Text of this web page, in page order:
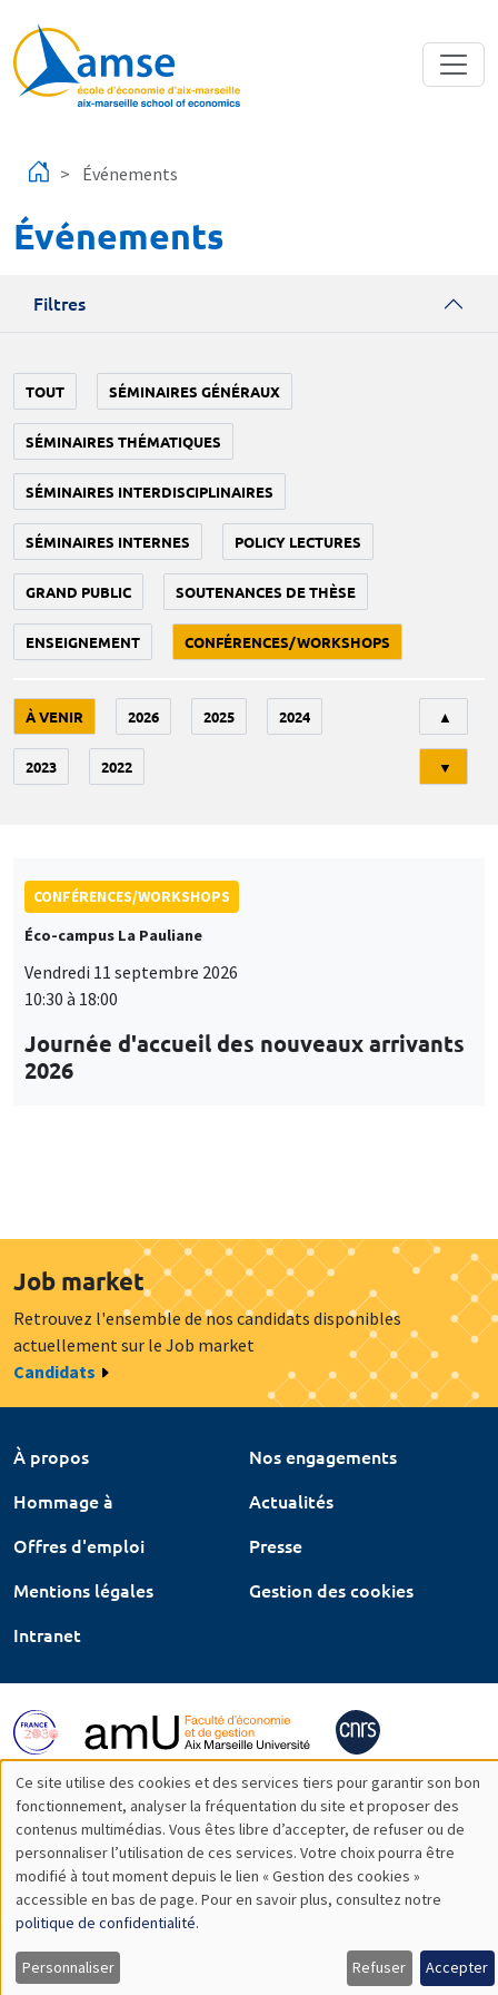
Événements
Événements
Filtres
TOUT SÉMINAIRES GÉNÉRAUX
SÉMINAIRES THÉMATIQUES
SÉMINAIRES INTERDISCIPLINAIRES
SÉMINAIRES INTERNES POLICY LECTURES
GRAND PUBLIC SOUTENANCES DE THÈSE
ENSEIGNEMENT CONFÉRENCES/WORKSHOPS
À VENIR 2026 2025 2024
2023 2022
▲
▼
CONFÉRENCES/WORKSHOPS
Éco-campus La Pauliane
Vendredi 11 septembre 2026
10:30 à 18:00
Journée d'accueil des nouveaux arrivants
2026
Job market
Retrouvez l'ensemble de nos candidats disponibles
actuellement sur le Job market
Candidats
À propos
Nos engagements
Hommage à
Actualités
Offres d'emploi
Presse
Mentions légales
Gestion des cookies
Intranet
Utilisation
des
données
personnelles
et
Ce site utilise des cookies et des services tiers pour garantir son bon
fonctionnement, analyser la fréquentation du site et proposer des
contenus multimédias. Vous êtes libre d’accepter, de refuser ou de
personnaliser l’utilisation de ces services. Votre choix pourra être
modifié à tout moment depuis le lien « Gestion des cookies »
accessible en bas de page. Pour en savoir plus, consultez notre
politique de confidentialité.
Personnaliser Refuser Accepter